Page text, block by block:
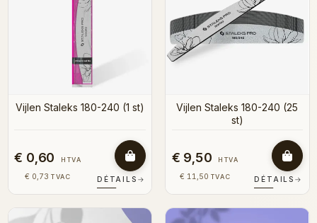
Vijlen Staleks 180-240 (1 st)
€ 0,60 HTVA
€ 0,73 TVAC DÉTAILS →
Vijlen Staleks 180-240 (25
st)
€ 9,50 HTVA
€ 11,50 TVAC DÉTAILS →